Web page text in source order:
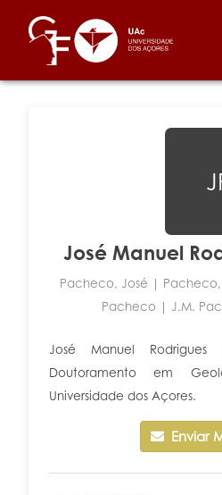
José Manuel
Pacheco, José |
Pacheco | J.m.
José Manuel
Doutoramento em
Universidade dos Açores.
Enviar